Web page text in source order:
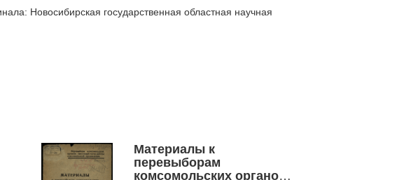
Новосибирская государственная областная научная
Материалы к
перевыборам
комсомольских органов